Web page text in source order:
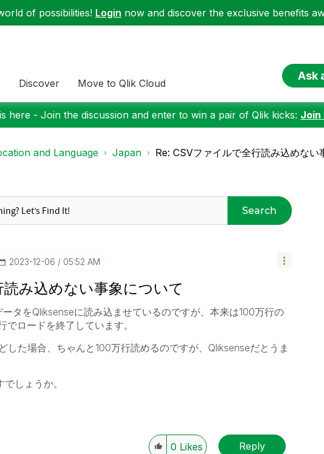
of possibilities! Login now and discover the exclusive benefits
Discover Move to Qlik Cloud
Ask
here - Join the discussion and enter to win a pair of Qlik kicks: Join
and Language Japan Re: CSVファイルで全行読み込めない
Search
‎2023-12-06 05:52 AM
み込めない事象について
タをQliksenseに読み込ませているのですが、本来は100万行の
ロードを終了しています。
した場合、ちゃんと100万行読めるのですが、Qliksenseだとうま
しょうか。
0 Likes Reply